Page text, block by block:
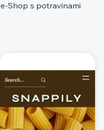
e‑Shop s potravinami